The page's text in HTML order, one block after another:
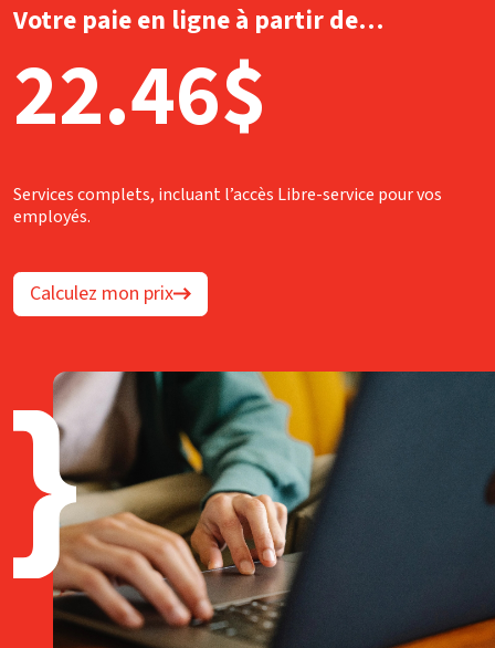
Votre paie en ligne à partir de…
22.46$
Services complets, incluant l’accès Libre-service pour vos
employés.
Calculez mon prix